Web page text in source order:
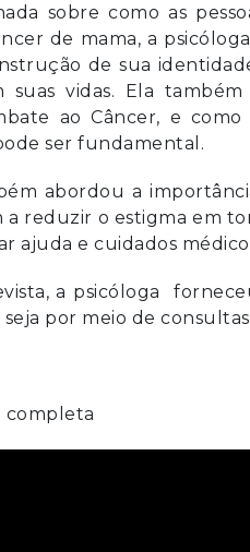
sobre como as
de mama, a
de sua
vidas. Ela
ao Câncer, e
ser fundamental.
abordou a
a reduzir o estigma em
ajuda e cuidados
a psicóloga
por meio de
completa